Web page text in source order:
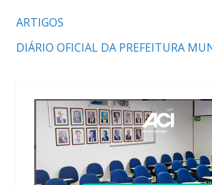
ARTIGOS
DIÁRIO OFICIAL DA PREFEITURA